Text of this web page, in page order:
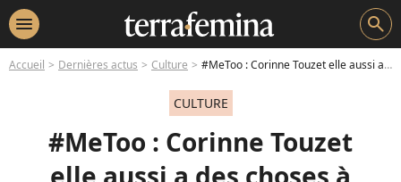
menu search
Accueil Dernières actus Culture #MeToo : Corinne Touzet elle aussi a des choses à dire sur les "porcs" du milieu (et c'est accablant)
CULTURE
#MeToo : Corinne Touzet